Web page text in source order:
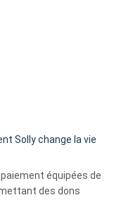
Solly change la vie
équipées de
des dons